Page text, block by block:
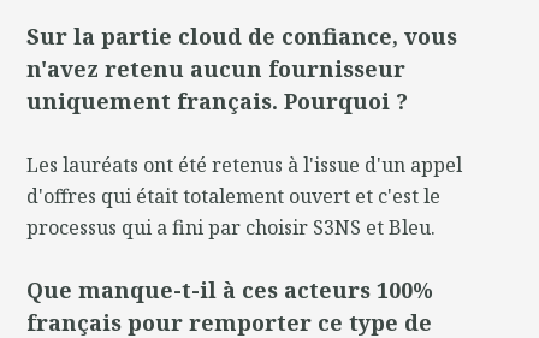
Sur la partie cloud de confiance, vous
n'avez retenu aucun fournisseur
uniquement français. Pourquoi ?
Les lauréats ont été retenus à l'issue d'un appel
d'offres qui était totalement ouvert et c'est le
processus qui a fini par choisir S3NS et Bleu.
Que manque-t-il à ces acteurs 100%
français pour remporter ce type de